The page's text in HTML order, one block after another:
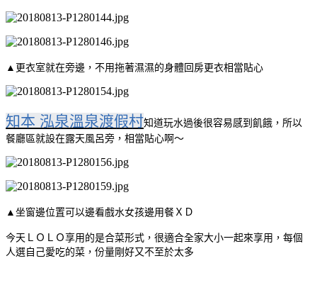
▲更衣室就在旁邊，不用拖著濕濕的身體回房更衣相當貼心
知本 泓泉溫泉渡假村知道玩水過後很容易感到飢餓，所以
餐廳區就設在露天風呂旁，相當貼心啊～
▲坐窗邊位置可以邊看戲水女孩邊用餐ＸＤ
今天ＬＯＬＯ享用的是合菜形式，很適合全家大小一起來享用，每個
人選自己愛吃的菜，份量剛好又不至於太多